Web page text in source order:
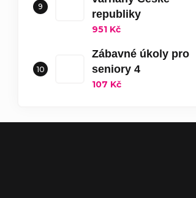
republiky
951 Kč
Zábavné úkoly pro
seniory 4
107 Kč